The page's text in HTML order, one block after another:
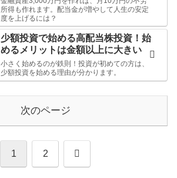
所得も作れます。配当金が増やして人生の安定
度を上げるには？
少額投資で始める高配当株投資！始
めるメリットは金額以上に大きい
小さく始めるのが鉄則！投資が初めての方は、
少額投資を始める理由が分かります。
次のページ
1 2 次